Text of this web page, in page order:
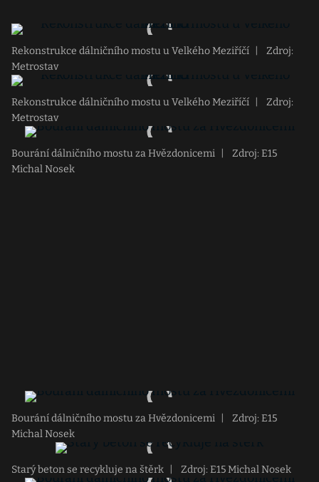
Rekonstrukce dálničního mostu u Velkého Meziříčí
Zdroj:
Metrostav
Rekonstrukce dálničního mostu u Velkého Meziříčí
Zdroj:
Metrostav
Bourání dálničního mostu za Hvězdonicemi
Zdroj: E15
Michal Nosek
Bourání dálničního mostu za Hvězdonicemi
Zdroj: E15
Michal Nosek
Starý beton se recykluje na štěrk Zdroj: E15 Michal Nosek